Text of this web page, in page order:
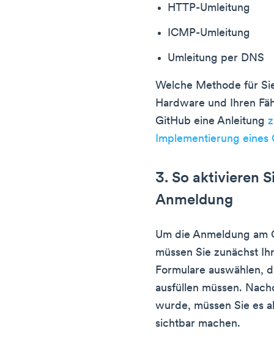
HTTP-Umleitung
ICMP-Umleitung
Umleitung per DNS
Welche Methode für
Hardware und Ihren
GitHub eine Anleitung
Implementierung eines
3. So aktivieren
Anmeldung
Um die Anmeldung am
müssen Sie zunächst
Formulare auswählen,
ausfüllen müssen.
wurde, müssen Sie es
sichtbar machen.